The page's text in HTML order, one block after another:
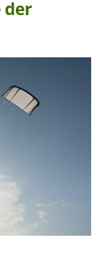
der